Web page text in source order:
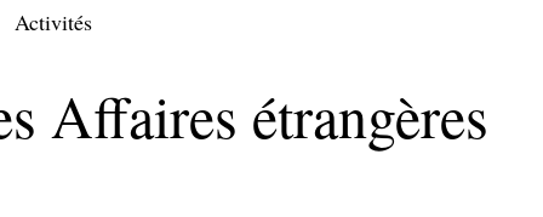
Activités
Affaires étrangères